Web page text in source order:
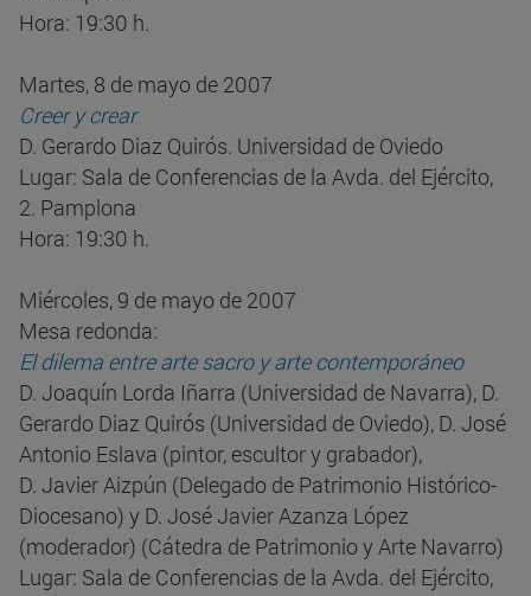
Hora: 19:30 h.
Martes, 8 de mayo de 2007
Creer y crear
D. Gerardo Diaz Quirós. Universidad de Oviedo
Lugar: Sala de Conferencias de la Avda. del Ejército,
2. Pamplona
Hora: 19:30 h.
Miércoles, 9 de mayo de 2007
Mesa redonda:
El dilema entre arte sacro y arte contemporáneo
D. Joaquín Lorda Iñarra (Universidad de Navarra), D.
Gerardo Diaz Quirós (Universidad de Oviedo), D. José
Antonio Eslava (pintor, escultor y grabador),
D. Javier Aizpún (Delegado de Patrimonio Histórico-
Diocesano) y D. José Javier Azanza López
(moderador) (Cátedra de Patrimonio y Arte Navarro)
Lugar: Sala de Conferencias de la Avda. del Ejército,